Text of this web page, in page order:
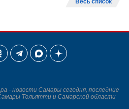
Весь список
- новости Самары сегодня, последние
Тольятти и Самарской области